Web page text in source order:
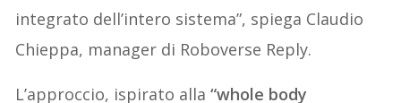
integrato dell’intero sistema”, spiega Claudio
Chieppa, manager di Roboverse Reply.
L’approccio, ispirato alla“whole body